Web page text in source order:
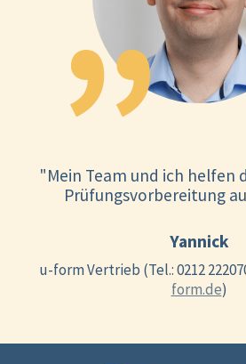
"Mein Team und ich helfen
Prüfungsvorbereitung
Yannick
u-form Vertrieb (Tel.: 0212
form.de)